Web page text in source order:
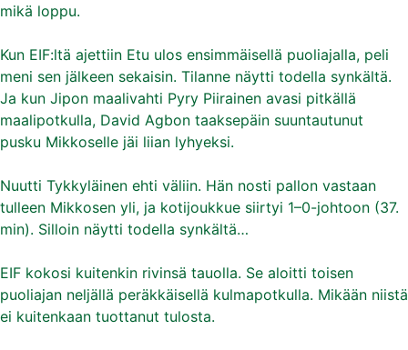
mikä loppu.
Kun EIF:ltä ajettiin Etu ulos ensimmäisellä puoliajalla, peli
meni sen jälkeen sekaisin. Tilanne näytti todella synkältä.
Ja kun Jipon maalivahti Pyry Piirainen avasi pitkällä
maalipotkulla, David Agbon taaksepäin suuntautunut
pusku Mikkoselle jäi liian lyhyeksi.
Nuutti Tykkyläinen ehti väliin. Hän nosti pallon vastaan
tulleen Mikkosen yli, ja kotijoukkue siirtyi 1–0-johtoon (37.
min). Silloin näytti todella synkältä…
EIF kokosi kuitenkin rivinsä tauolla. Se aloitti toisen
puoliajan neljällä peräkkäisellä kulmapotkulla. Mikään niistä
ei kuitenkaan tuottanut tulosta.